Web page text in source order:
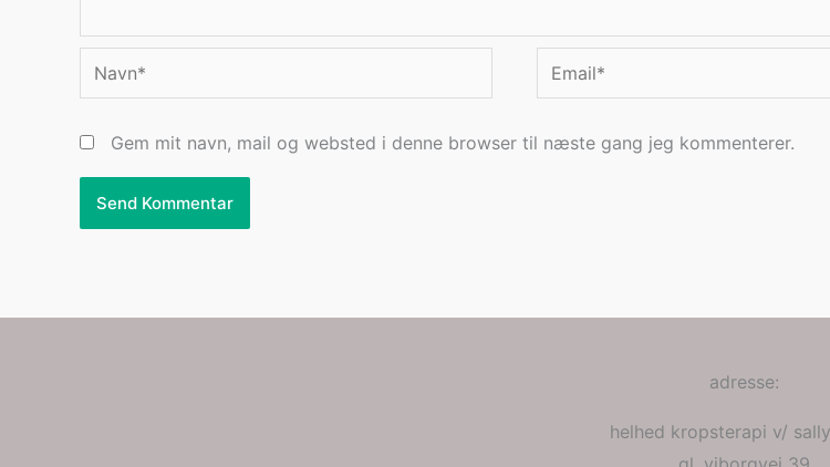
Navn* Email*
Gem mit navn, mail og websted i denne browser til næste gang jeg kommenterer.
adresse:
helhed kropsterapi v/